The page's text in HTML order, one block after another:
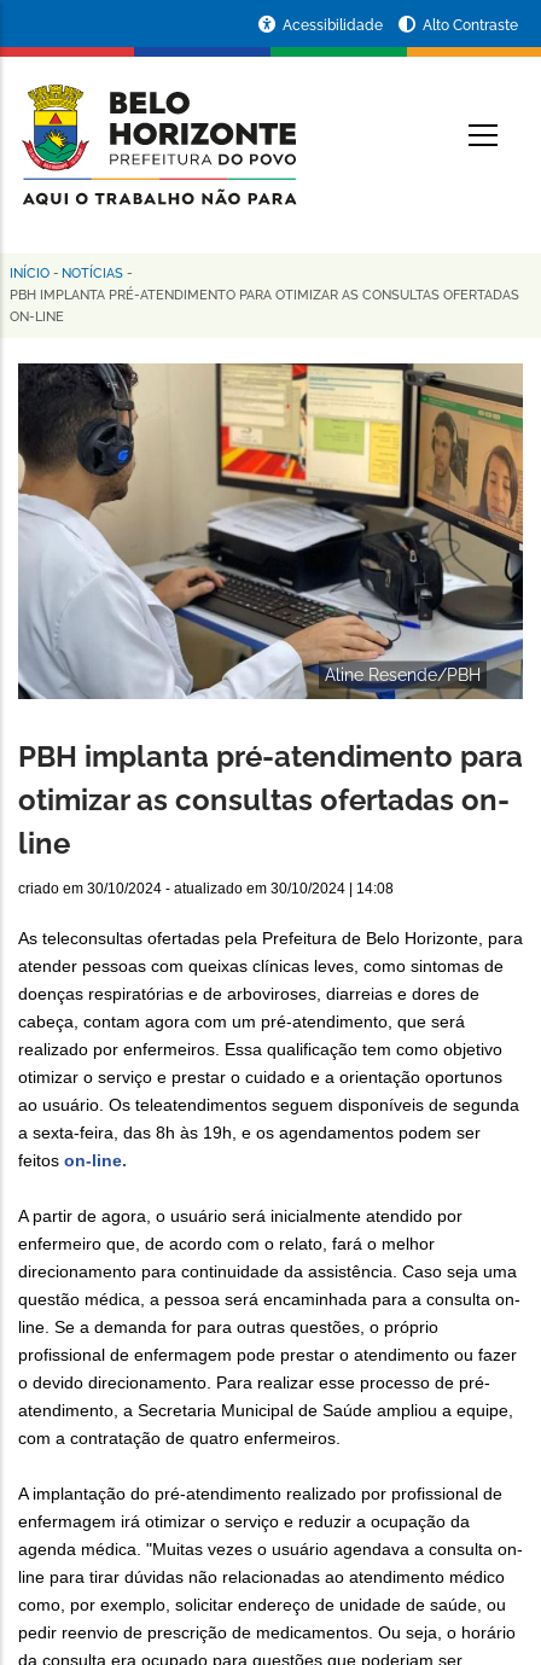
conteúdo
principal
da
Prefeitura
de
Horizonte
Acessibilidade Alto Contraste
Trilha
de
navegação
INÍCIO - NOTÍCIAS -
PBH IMPLANTA PRÉ-ATENDIMENTO PARA OTIMIZAR AS CONSULTAS OFERTADAS
ON-LINE
Aline Resende/PBH
PBH implanta pré-atendimento para
otimizar as consultas ofertadas on-
line
criado em 30/10/2024 - atualizado em 30/10/2024 | 14:08
As teleconsultas ofertadas pela Prefeitura de Belo Horizonte, para
atender pessoas com queixas clínicas leves, como sintomas de
doenças respiratórias e de arboviroses, diarreias e dores de
cabeça, contam agora com um pré-atendimento, que será
realizado por enfermeiros. Essa qualificação tem como objetivo
otimizar o serviço e prestar o cuidado e a orientação oportunos
ao usuário. Os teleatendimentos seguem disponíveis de segunda
a sexta-feira, das 8h às 19h, e os agendamentos podem ser
feitos on-line.
A partir de agora, o usuário será inicialmente atendido por
enfermeiro que, de acordo com o relato, fará o melhor
direcionamento para continuidade da assistência. Caso seja uma
questão médica, a pessoa será encaminhada para a consulta on-
line. Se a demanda for para outras questões, o próprio
profissional de enfermagem pode prestar o atendimento ou fazer
o devido direcionamento. Para realizar esse processo de pré-
atendimento, a Secretaria Municipal de Saúde ampliou a equipe,
com a contratação de quatro enfermeiros.
A implantação do pré-atendimento realizado por profissional de
enfermagem irá otimizar o serviço e reduzir a ocupação da
agenda médica. "Muitas vezes o usuário agendava a consulta on-
line para tirar dúvidas não relacionadas ao atendimento médico
como, por exemplo, solicitar endereço de unidade de saúde, ou
pedir reenvio de prescrição de medicamentos. Ou seja, o horário
da consulta era ocupado para questões que poderiam ser